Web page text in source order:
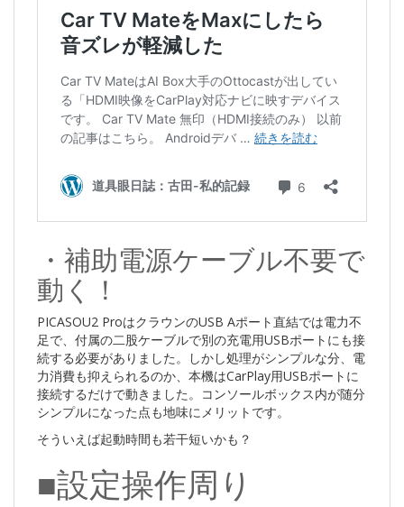
・補助電源ケーブル不要で
動く！
PICASOU2 ProはクラウンのUSB Aポート直結では電力不
足で、付属の二股ケーブルで別の充電用USBポートにも接
続する必要がありました。しかし処理がシンプルな分、電
力消費も抑えられるのか、本機はCarPlay用USBポートに
接続するだけで動きました。コンソールボックス内が随分
シンプルになった点も地味にメリットです。
そういえば起動時間も若干短いかも？
■設定操作周り